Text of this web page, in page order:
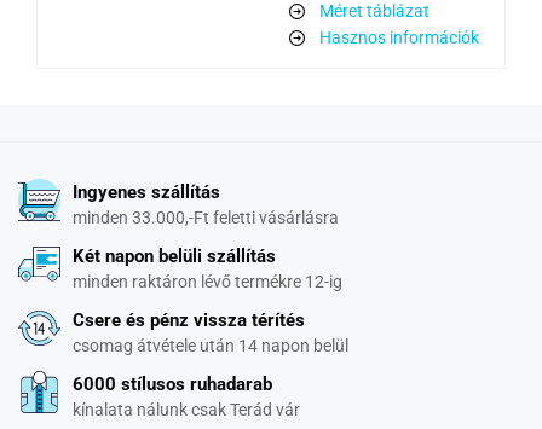
Méret táblázat
Hasznos információk
Ingyenes szállítás
minden 33.000,-Ft feletti vásárlásra
Két napon belüli szállítás
minden raktáron lévő termékre 12-ig
Csere és pénz vissza térítés
csomag átvétele után 14 napon belül
6000 stílusos ruhadarab
kínalata nálunk csak Terád vár